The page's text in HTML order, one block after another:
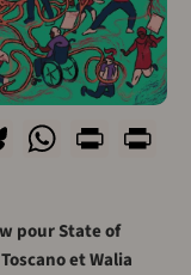
BlueskyPrint
pour State of
et Walia